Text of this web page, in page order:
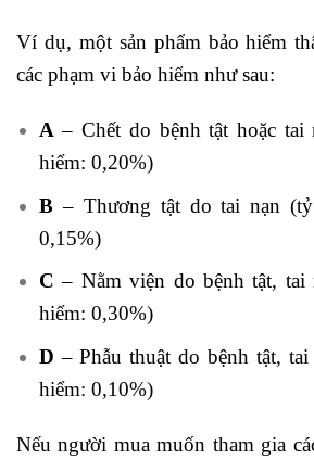
Ví dụ, một sản phẩm bảo hiểm
các phạm vi bảo hiểm như sau:
A – Chết do bệnh tật hoặc
hiểm: 0,20%)
B– Thương tật do tai nạn
0,15%)
C – Nằm viện do bệnh tật, tai
hiểm: 0,30%)
D – Phẫu thuật do bệnh tật,
hiểm: 0,10%)
Nếu người mua muốn tham gia